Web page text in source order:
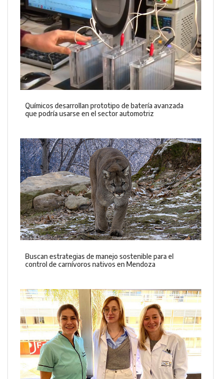
Químicos desarrollan prototipo de batería avanzada
que podría usarse en el sector automotriz
Buscan estrategias de manejo sostenible para el
control de carnívoros nativos en Mendoza